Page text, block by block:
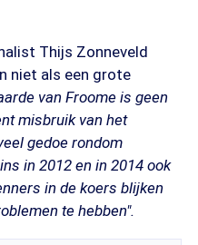
Thijs Zonneveld
niet als een grote
van Froome is geen
misbruik van het
gedoe rondom
in 2012 en in 2014 ook
in de koers blijken
te hebben".